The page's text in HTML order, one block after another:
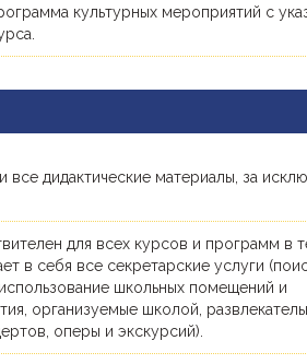
культурных мероприятий с
дидактические материалы, за
для всех курсов и программ в
в себя все секретарские услуги
школьных помещений и
организуемые школой,
оперы и экскурсий).